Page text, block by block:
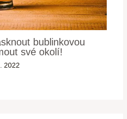
bublinkovou
své okolí!
2022